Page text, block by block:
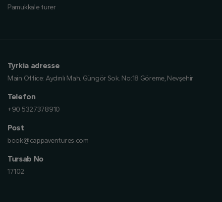
Pamukkale turer
Tyrkia adresse
Main Office:Aydınlı Mah. Güngör Sok. No:18 Göreme, Nevşehir
Telefon
+90 5327378910
Post
book@cappaventures.com
Tursab No
17102